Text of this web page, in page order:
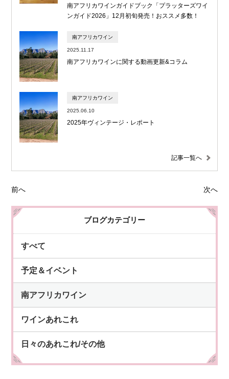
南アフリカワインガイドブック「プラッターズワイ
ンガイド2026」12月初旬発売！おススメ多数！
南アフリカワイン
2025.11.17
南アフリカワインに関する動画更新&コラム
南アフリカワイン
2025.06.10
2025年ヴィンテージ・レポート
記事一覧へ
前へ 次へ
ブログカテゴリー
すべて
予定＆イベント
南アフリカワイン
ワインあれこれ
日々のあれこれ/その他